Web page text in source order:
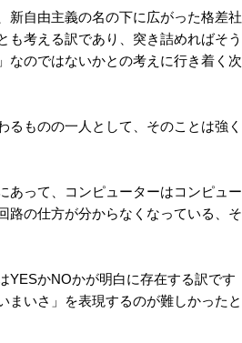
新自由主義の名の下に広がった格差社
考える訳であり、突き詰めればそう
なのではないかとの考えに行き着く次
ものの一人として、そのことは強く
あって、コンピューターはコンピュー
路の仕方が分からなくなっている、そ
YESかNOかが明白に存在する訳です
まいさ」を表現するのが難しかったと